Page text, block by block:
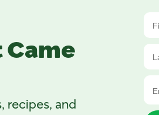
Came
recipes, and